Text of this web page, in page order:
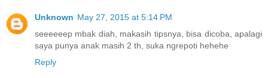
Unknown May 27, 2015 at 5:14 PM
seeeeeep mbak diah, makasih tipsnya, bisa dicoba, apalagi
saya punya anak masih 2 th, suka ngrepoti hehehe
Reply